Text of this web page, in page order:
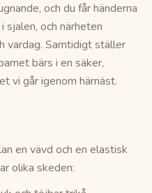
och du får händerna
sjalen, och närheten
vardag. Samtidigt ställer
bärs i en säker,
vi går igenom härnäst.
en vävd och en elastisk
olika skeden: